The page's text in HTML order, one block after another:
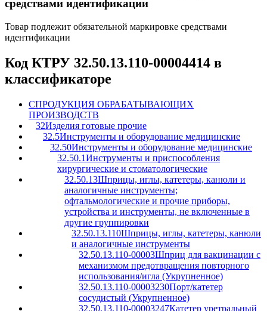
средствами идентификации
Товар подлежит обязательной маркировке средствами
идентификации
Код КТРУ 32.50.13.110-00004414 в
классификаторе
CПРОДУКЦИЯ ОБРАБАТЫВАЮЩИХ
ПРОИЗВОДСТВ
32Изделия готовые прочие
32.5Инструменты и оборудование медицинские
32.50Инструменты и оборудование медицинские
32.50.1Инструменты и приспособления
хирургические и стоматологические
32.50.13Шприцы, иглы, катетеры, канюли и
аналогичные инструменты;
офтальмологические и прочие приборы,
устройства и инструменты, не включенные в
другие группировки
32.50.13.110Шприцы, иглы, катетеры, канюли
и аналогичные инструменты
32.50.13.110-00003Шприц для вакцинации с
механизмом предотвращения повторного
использования/игла (Укрупненное)
32.50.13.110-00003230Порт/катетер
сосудистый (Укрупненное)
32.50.13.110-00003247Катетер уретральный